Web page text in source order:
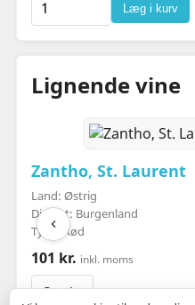
Læg i kurv
Lignende vine
Zantho, St. Laurent
Land: Østrig
Distrikt: Burgenland
Type: Rød
101 kr. inkl. moms
Se vin